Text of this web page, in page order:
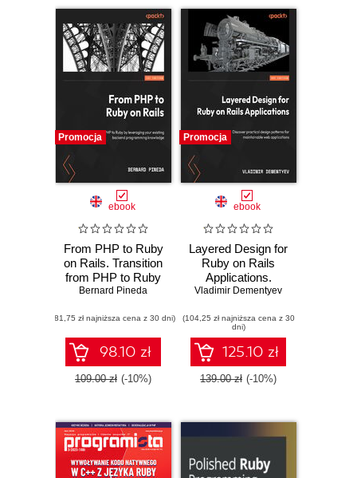
Promocja
ebook
From PHP to Ruby
on Rails. Transition
from PHP to Ruby
by leveraging your
programming
knowledge
Bernard Pineda
(81,75 zł najniższa cena z 30 dni)
98.10 zł
109.00 zł (-10%)
Promocja
ebook
Layered Design for
Ruby on Rails
Applications.
Discover practical
maintainable web
applications
Vladimir Dementyev
(104,25 zł najniższa cena z 30
dni)
125.10 zł
139.00 zł (-10%)